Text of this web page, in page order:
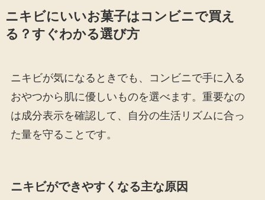
ニキビにいいお菓子はコンビニで買え
る？すぐわかる選び方
ニキビが気になるときでも、コンビニで手に入る
おやつから肌に優しいものを選べます。重要なの
は成分表示を確認して、自分の生活リズムに合っ
た量を守ることです。
ニキビができやすくなる主な原因